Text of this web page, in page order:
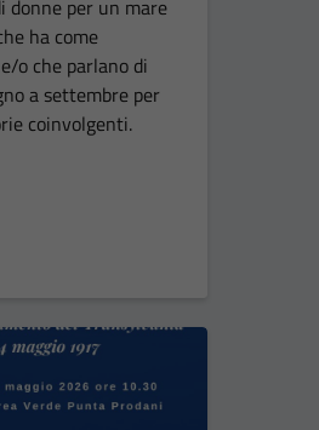
donne per un mare
ha come
o che parlano di
a settembre per
coinvolgenti.